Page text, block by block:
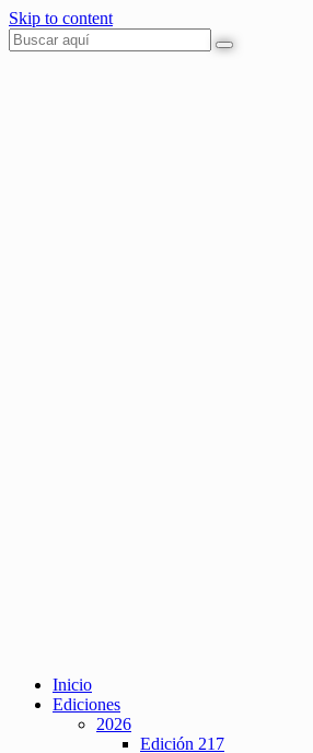
Skip to content
Inicio
Ediciones
2026
Edición 217